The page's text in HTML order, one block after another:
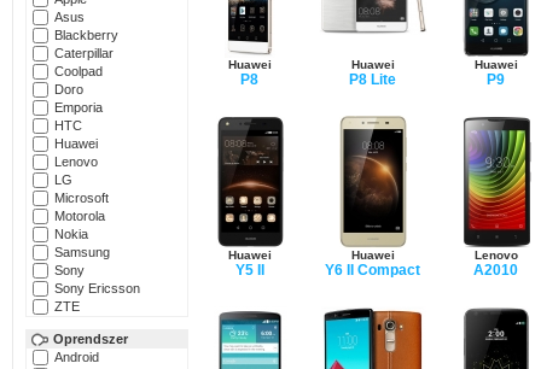
Asus
Blackberry
Caterpillar
Coolpad
Doro
Emporia
HTC
Huawei
Lenovo
LG
Microsoft
Motorola
Nokia
Samsung
Sony
Sony Ericsson
ZTE
Oprendszer
Android
Huawei
P8
Huawei
P8 Lite
Huawei
P9
Huawei
Y5 II
Huawei
Y6 II Compact
Lenovo
A2010